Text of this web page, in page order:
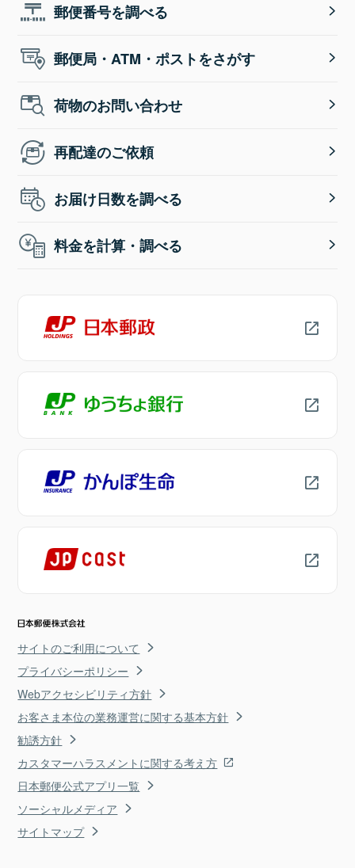
郵便番号を調べる
郵便局・ATM・ポストをさがす
荷物のお問い合わせ
再配達のご依頼
お届け日数を調べる
料金を計算・調べる
サイトのご利用について
プライバシーポリシー
Webアクセシビリティ方針
お客さま本位の業務運営に関する基本方針
勧誘方針
カスタマーハラスメントに関する考え方
日本郵便公式アプリ一覧
ソーシャルメディア
サイトマップ